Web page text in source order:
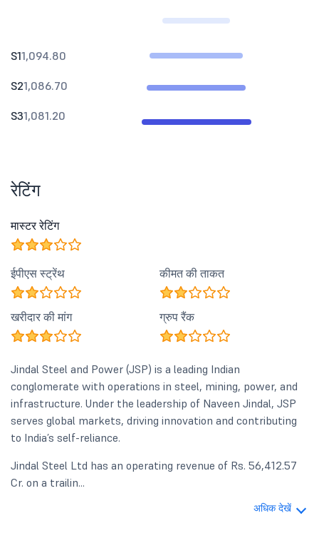
S11,094.80
S21,086.70
S31,081.20
रेटिंग
मास्टर रेटिंग
ईपीएस स्ट्रेंथ कीमत की ताकत
खरीदार की मांग ग्रुप रैंक
Jindal Steel and Power (JSP) is a leading Indian
conglomerate with operations in steel, mining, power, and
infrastructure. Under the leadership of Naveen Jindal, JSP
serves global markets, driving innovation and contributing
to India’s self-reliance.
Jindal Steel Ltd has an operating revenue of Rs. 56,412.57
Cr. on a trailin...
अधिक देखें